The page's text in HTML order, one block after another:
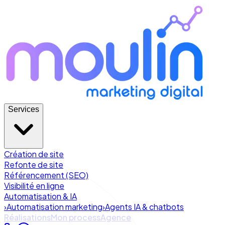
Services
Création de site
Refonte de site
Référencement (SEO)
Visibilité en ligne
Automatisation & IA
›Automatisation marketing›Agents IA & chatbots
RéalisationsMon processAgence